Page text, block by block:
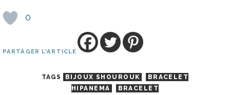
0
PARTAGER L'ARTICLE
TAGS BIJOUX SHOUROUK
BRACELET
HIPANEMA
BRACELET